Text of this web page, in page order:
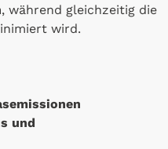
, während gleichzeitig die
wird.
und